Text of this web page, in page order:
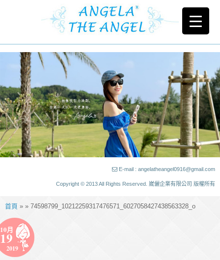
E-mail : angelatheangel0916@gmail.com
Copyright © 2013 All Rights Reserved. 崴儷企業有限公司 版權所有
首頁 » » 74598799_10212259317476571_6027058427438563328_o
10月
19
2019